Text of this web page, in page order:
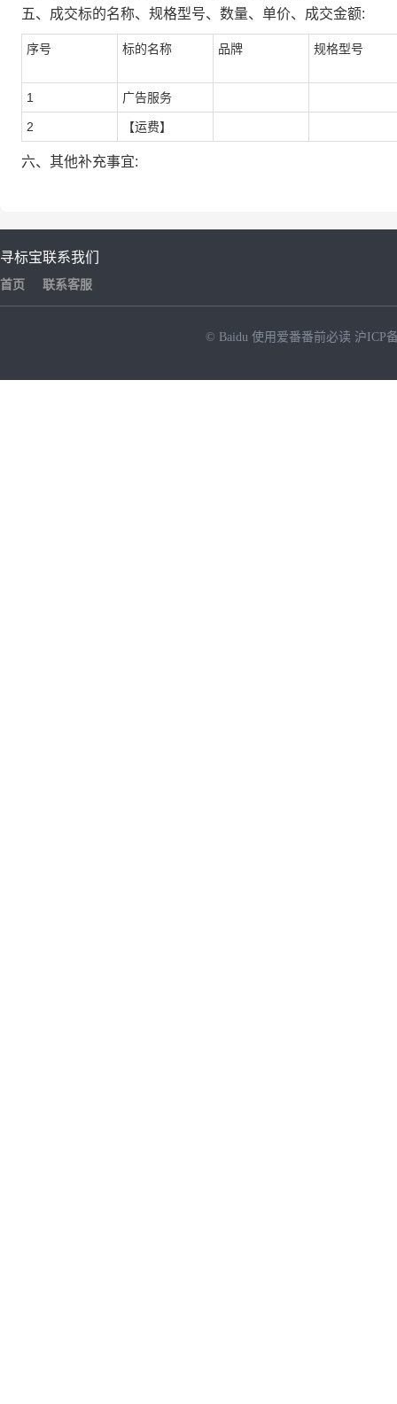
五、成交标的名称、规格型号、数量、单价、成交金额:
序号 标的名称 品牌 规格型号
1 广告服务
2 【运费】
六、其他补充事宜:
寻标宝
首页
联系我们
联系客服
© Baidu 使用爱番番前必读 沪ICP